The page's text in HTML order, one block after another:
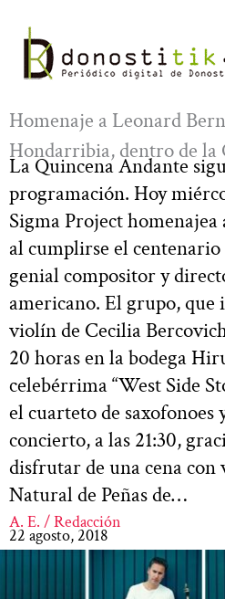
contenido
Homenaje a Leonard
Hondarribia, dentro de la
La Quincena Andante
programación. Hoy
Sigma Project
al cumplirse el
genial compositor y
americano. El grupo, que
violín de Cecilia
20 horas en la bodega
celebérrima “West Side
el cuarteto de
concierto, a las 21:30,
disfrutar de una cena con
Natural de Peñas de…
A. E. / Redacción
22 agosto, 2018